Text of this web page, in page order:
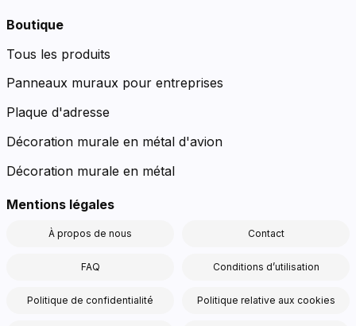
Boutique
Tous les produits
Panneaux muraux pour entreprises
Plaque d'adresse
Décoration murale en métal d'avion
Décoration murale en métal
Mentions légales
À propos de nous Contact
FAQ Conditions d’utilisation
Politique de confidentialité Politique relative aux cookies